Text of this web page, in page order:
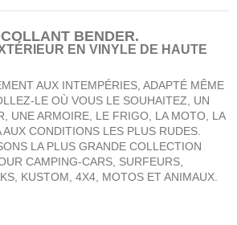
BENDER.
EN VINYLE DE HAUTE
AUX INTEMPÉRIES, ADAPTÉ MÊME
LE OÙ VOUS LE SOUHAITEZ, UN
UNE ARMOIRE, LE FRIGO, LA MOTO, LA
CONDITIONS LES PLUS RUDES.
LA PLUS GRANDE COLLECTION
CAMPING-CARS, SURFEURS,
KUSTOM, 4X4, MOTOS ET ANIMAUX.